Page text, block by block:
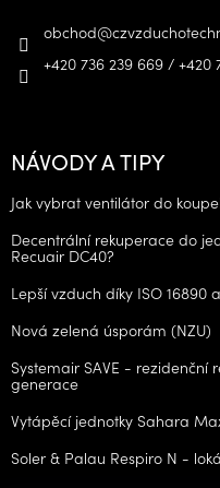
obchod@
+420 736 239 669 / +420
NÁVODY A TIPY
Jak vybrat ventilátor do
Decentrální rekuperace do
Recuair DC40?
Lepší vzduch díky ISO 16890
Nová zelená úsporám (NZU)
Systemair SAVE - rezidenční
generace
Vytápěcí jednotky Sahara
Soler & Palau Respiro N -